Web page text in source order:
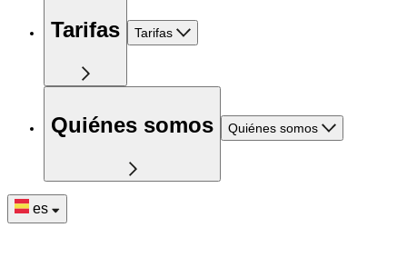
Tarifas Tarifas
Quiénes somos Quiénes somos
es